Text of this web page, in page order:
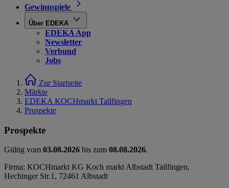
Gewinnspiele
Über EDEKA
EDEKA App
Newsletter
Verbund
Jobs
Zur Startseite
Märkte
EDEKA KOCHmarkt Tailfingen
Prospekte
Prospekte
Gültig vom 03.08.2026 bis zum 08.08.2026.
Firma: KOCHmarkt KG Koch markt Albstadt Tailfingen,
Hechinger Str.1, 72461 Albstadt